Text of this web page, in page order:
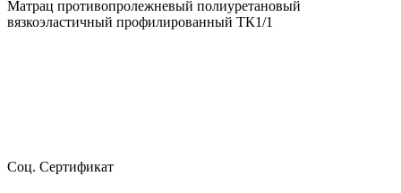
Матрац противопролежневый полиуретановый
вязкоэластичный профилированный ТК1/1
Соц. Сертификат